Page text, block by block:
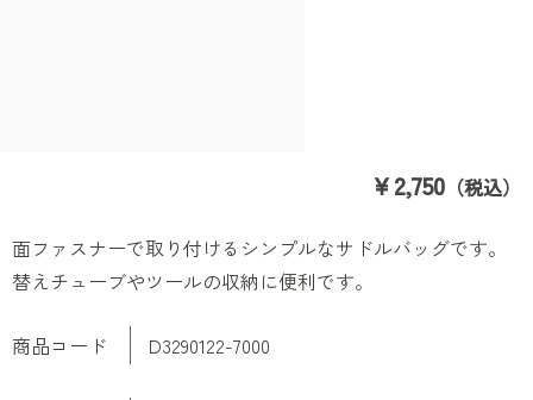
￥2,750 （税込）
商品コード D3290122-7000
面ファスナーで取り付けるシンプルなサドルバッグです。
替えチューブやツールの収納に便利です。